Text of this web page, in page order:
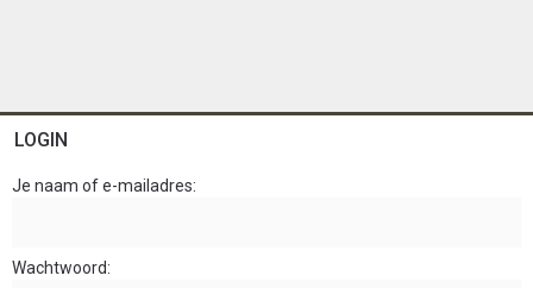
LOGIN
Je naam of e-mailadres
Wachtwoord